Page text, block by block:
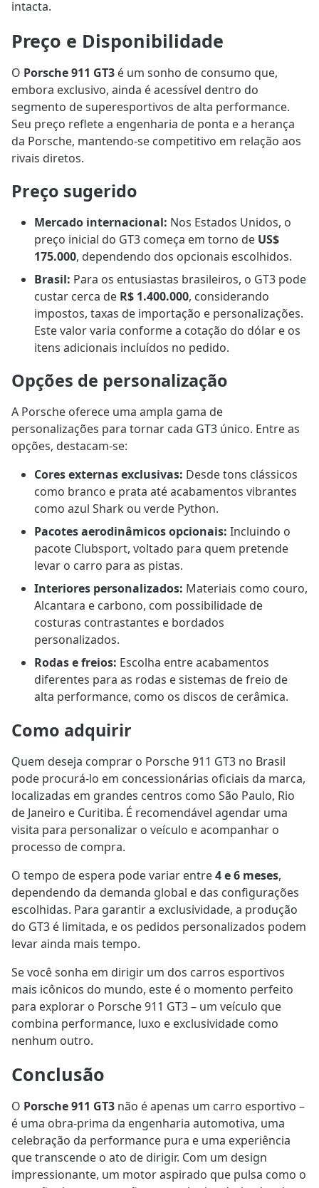
intacta.
Preço e Disponibilidade
O Porsche 911 GT3 é um sonho de consumo que,
embora exclusivo, ainda é acessível dentro do
segmento de superesportivos de alta performance.
Seu preço reflete a engenharia de ponta e a herança
da Porsche, mantendo-se competitivo em relação aos
rivais diretos.
Preço sugerido
Mercado internacional: Nos Estados Unidos, o
preço inicial do GT3 começa em torno de US$
175.000, dependendo dos opcionais escolhidos.
Brasil: Para os entusiastas brasileiros, o GT3 pode
custar cerca de R$ 1.400.000, considerando
impostos, taxas de importação e personalizações.
Este valor varia conforme a cotação do dólar e os
itens adicionais incluídos no pedido.
Opções de personalização
A Porsche oferece uma ampla gama de
personalizações para tornar cada GT3 único. Entre as
opções, destacam-se:
Cores externas exclusivas: Desde tons clássicos
como branco e prata até acabamentos vibrantes
como azul Shark ou verde Python.
Pacotes aerodinâmicos opcionais: Incluindo o
pacote Clubsport, voltado para quem pretende
levar o carro para as pistas.
Interiores personalizados: Materiais como couro,
Alcantara e carbono, com possibilidade de
costuras contrastantes e bordados
personalizados.
Rodas e freios: Escolha entre acabamentos
diferentes para as rodas e sistemas de freio de
alta performance, como os discos de cerâmica.
Como adquirir
Quem deseja comprar o Porsche 911 GT3 no Brasil
pode procurá-lo em concessionárias oficiais da marca,
localizadas em grandes centros como São Paulo, Rio
de Janeiro e Curitiba. É recomendável agendar uma
visita para personalizar o veículo e acompanhar o
processo de compra.
O tempo de espera pode variar entre4 e 6 meses,
dependendo da demanda global e das configurações
escolhidas. Para garantir a exclusividade, a produção
do GT3 é limitada, e os pedidos personalizados podem
levar ainda mais tempo.
Se você sonha em dirigir um dos carros esportivos
mais icônicos do mundo, este é o momento perfeito
para explorar o Porsche 911 GT3 – um veículo que
combina performance, luxo e exclusividade como
nenhum outro.
Conclusão
O Porsche 911 GT3 não é apenas um carro esportivo –
é uma obra-prima da engenharia automotiva, uma
celebração da performance pura e uma experiência
que transcende o ato de dirigir. Com um design
impressionante, um motor aspirado que pulsa como o